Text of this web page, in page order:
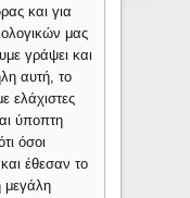
και για
μας
γράψει και
αυτή, το
ελάχιστες
ύποπτη
όσοι
έθεσαν το
μεγάλη